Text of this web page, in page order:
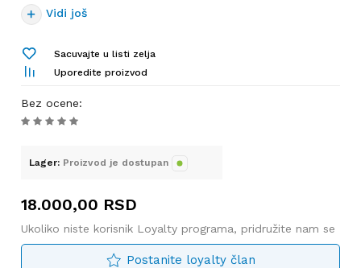
Vidi još
Sacuvajte u listi zelja
Uporedite proizvod
Bez ocene:
Lager: Proizvod je dostupan
18.000,00 RSD
Ukoliko niste korisnik Loyalty programa, pridružite nam se
Postanite loyalty član